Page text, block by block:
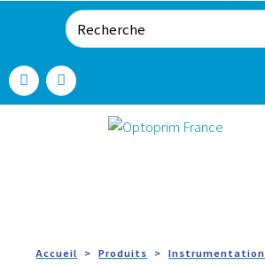
Accueil Produits Instrumentation